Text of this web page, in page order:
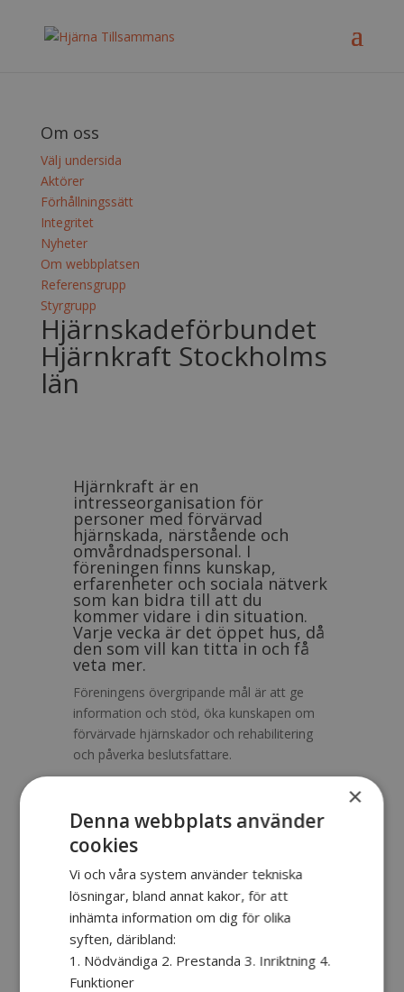
Om oss
Välj undersida
Aktörer
Förhållningssätt
Integritet
Nyheter
Om webbplatsen
Referensgrupp
Styrgrupp
Hjärnskadeförbundet
Hjärnkraft Stockholms
län
Hjärnkraft är en
intresseorganisation för
personer med förvärvad
hjärnskada, närstående och
omvårdnadspersonal. I
föreningen finns kunskap,
erfarenheter och sociala nätverk
som kan bidra till att du
kommer vidare i din situation.
Varje vecka är det öppet hus, då
den som vill kan titta in och få
veta mer.
Föreningens övergripande mål är att ge
information och stöd, öka kunskapen om
förvärvade hjärnskador och rehabilitering
och påverka beslutsfattare.
Hjärnet, föreningens sociala nätverk enbart
för och av medlemmar med en egen skada,
händer mycket roligt. Föreningens erbjuder
också samtalsgrupper för skadade och
närstående, minnesträning och kurser i
mindfulness. Det finns dessutom en speciell
träffpunkt för den som är ung vuxen (18-29
år) med egen skada.
×
Denna webbplats använder
cookies
Vi och våra system använder tekniska
lösningar, bland annat kakor, för att
inhämta information om dig för olika
syften, däribland:
1. Nödvändiga 2. Prestanda 3. Inriktning 4.
Funktioner